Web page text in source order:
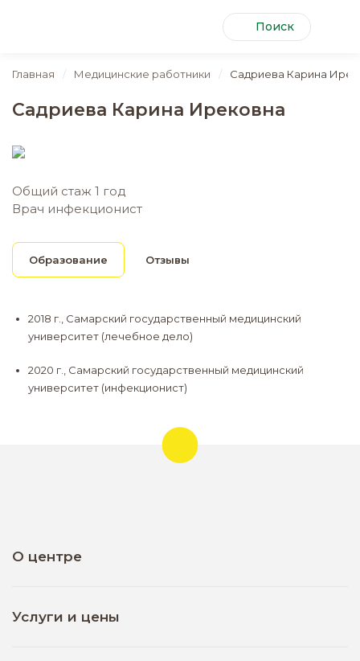
Поиск
Главная Медицинские работники Садриева Карина
Садриева Карина Ирековна
Общий стаж 1 год
Врач инфекционист
Образование Отзывы
2018 г., Самарский государственный медицинский
университет (лечебное дело)
2020 г., Самарский государственный медицинский
университет (инфекционист)
О центре
Отзывы
Услуги и цены